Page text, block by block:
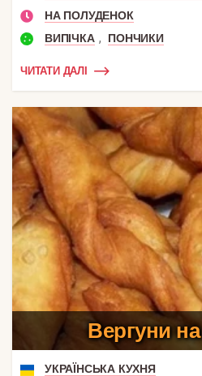
НА ПОЛУДЕНОК
ВИПІЧКА , ПОНЧИКИ
ЧИТАТИ ДАЛІ
Вергуни
УКРАЇНСЬКА КУХНЯ